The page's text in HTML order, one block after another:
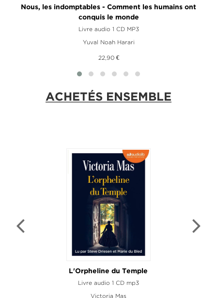
Nous, les indomptables - Comment les humains ont
conquis le monde
Livre audio 1 CD MP3
Yuval Noah Harari
22,90 €
ACHETÉS ENSEMBLE
L'Orpheline du Temple
Livre audio 1 CD mp3
Victoria Mas